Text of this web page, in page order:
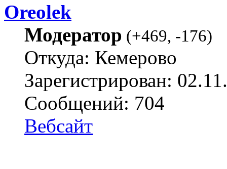
Oreolek
Модератор (+469, -176)
Откуда: Кемерово
Зарегистрирован:
Сообщений: 704
Вебсайт